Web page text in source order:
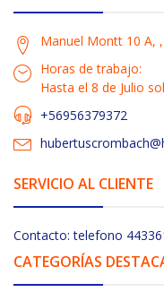
Manuel Montt 10 A,
Horas de trabajo:
Hasta el 8 de Julio
+56956379372
SERVICIO AL CLIENTE
Contacto: telefono
CATEGORÍAS